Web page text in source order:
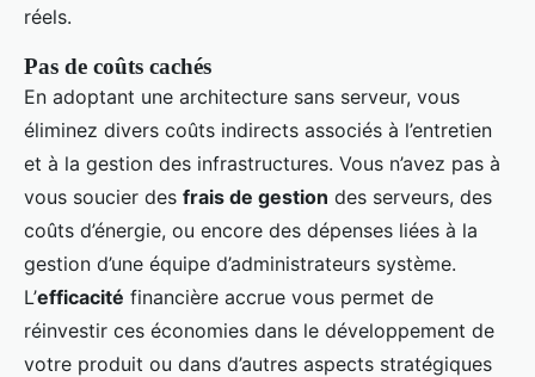
réels.
Pas de coûts cachés
En adoptant une architecture sans serveur, vous
éliminez divers coûts indirects associés à l’entretien
et à la gestion des infrastructures. Vous n’avez pas à
vous soucier des frais de gestion des serveurs, des
coûts d’énergie, ou encore des dépenses liées à la
gestion d’une équipe d’administrateurs système.
L’efficacité financière accrue vous permet de
réinvestir ces économies dans le développement de
votre produit ou dans d’autres aspects stratégiques